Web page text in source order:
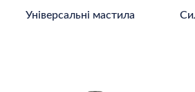
Універсальні мастила